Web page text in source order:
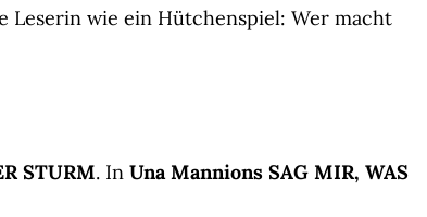
Leserin wie ein Hütchenspiel: Wer macht
STURM. In Una Mannions SAG MIR, WAS